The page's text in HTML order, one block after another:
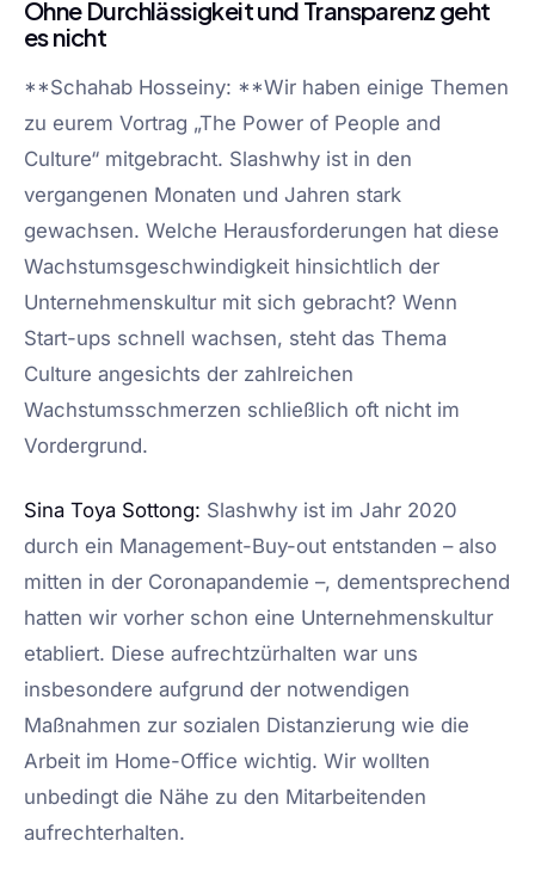
Ohne Durchlässigkeit und Transparenz geht
es nicht
**Schahab Hosseiny: **Wir haben einige Themen
zu eurem Vortrag „The Power of People and
Culture“ mitgebracht. Slashwhy ist in den
vergangenen Monaten und Jahren stark
gewachsen. Welche Herausforderungen hat diese
Wachstumsgeschwindigkeit hinsichtlich der
Unternehmenskultur mit sich gebracht? Wenn
Start-ups schnell wachsen, steht das Thema
Culture angesichts der zahlreichen
Wachstumsschmerzen schließlich oft nicht im
Vordergrund.
Sina Toya Sottong: Slashwhy ist im Jahr 2020
durch ein Management-Buy-out entstanden – also
mitten in der Coronapandemie –, dementsprechend
hatten wir vorher schon eine Unternehmenskultur
etabliert. Diese aufrechtzürhalten war uns
insbesondere aufgrund der notwendigen
Maßnahmen zur sozialen Distanzierung wie die
Arbeit im Home-Office wichtig. Wir wollten
unbedingt die Nähe zu den Mitarbeitenden
aufrechterhalten.